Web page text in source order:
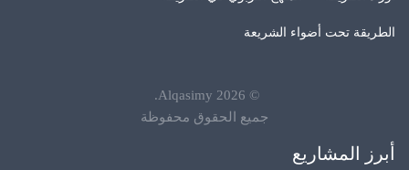
الطريقة تحت أضواء الشريعة
©
2026
Alqasimy
.
جميع الحقوق محفوظة
أبرز المشاريع